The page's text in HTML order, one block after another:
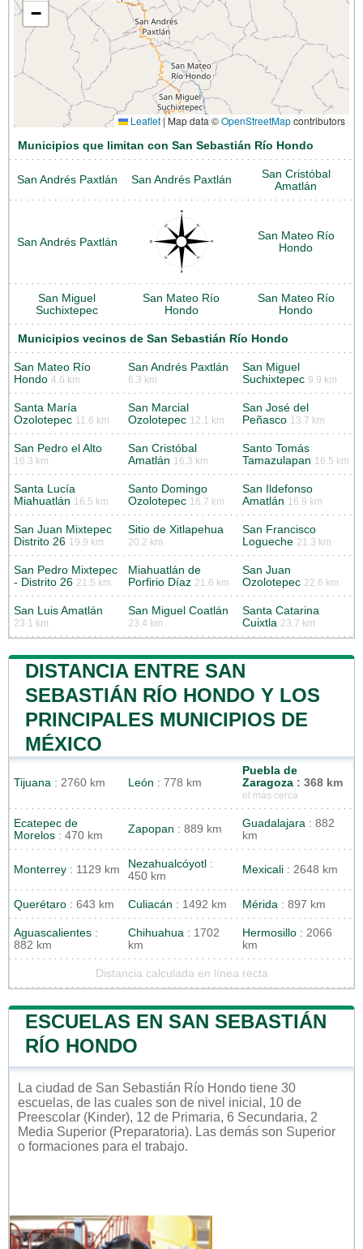
−
Leaflet | Map data ©OpenStreetMapcontributors
Municipios que limitan con San Sebastián Río Hondo
San Andrés Paxtlán San Andrés Paxtlán
San Cristóbal
Amatlán
San Andrés Paxtlán
San Mateo Río
Hondo
San Miguel
Suchixtepec
San Mateo Río
Hondo
San Mateo Río
Hondo
Municipios vecinos de San Sebastián Río Hondo
San Mateo Río
Hondo 4.6 km
San Andrés Paxtlán
6.3 km
San Miguel
Suchixtepec 9.9 km
Santa María
Ozolotepec 11.6 km
San Marcial
Ozolotepec 12.1 km
San José del
Peñasco 13.7 km
San Pedro el Alto
16.3 km
San Cristóbal
Amatlán 16.3 km
Santo Tomás
Tamazulapan 16.5 km
Santa Lucía
Miahuatlán 16.5 km
Santo Domingo
Ozolotepec 16.7 km
San Ildefonso
Amatlán 16.9 km
San Juan Mixtepec
Distrito 26 19.9 km
Sitio de Xitlapehua
20.2 km
San Francisco
Logueche 21.3 km
San Pedro Mixtepec
- Distrito 26 21.5 km
Miahuatlán de
Porfirio Díaz 21.6 km
San Juan
Ozolotepec 22.6 km
San Luis Amatlán
23.1 km
San Miguel Coatlán
23.4 km
Santa Catarina
Cuixtla 23.7 km
DISTANCIA ENTRE SAN
SEBASTIÁN RÍO HONDO Y LOS
PRINCIPALES MUNICIPIOS DE
MÉXICO
Tijuana : 2760 km León : 778 km
Puebla de
Zaragoza : 368 km
el más cerca
Ecatepec de
Morelos : 470 km
Zapopan : 889 km Guadalajara : 882
km
Monterrey : 1129 km Nezahualcóyotl :
450 km
Mexicali : 2648 km
Querétaro : 643 km Culiacán : 1492 km Mérida : 897 km
Aguascalientes :
882 km
Chihuahua : 1702
km
Hermosillo : 2066
km
Distancia calculada en línea recta
ESCUELAS EN SAN SEBASTIÁN
RÍO HONDO
La ciudad de San Sebastián Río Hondo tiene 30
escuelas, de las cuales son de nivel inicial, 10 de
Preescolar (Kinder), 12 de Primaria, 6 Secundaria, 2
Media Superior (Preparatoria). Las demás son Superior
o formaciones para el trabajo.